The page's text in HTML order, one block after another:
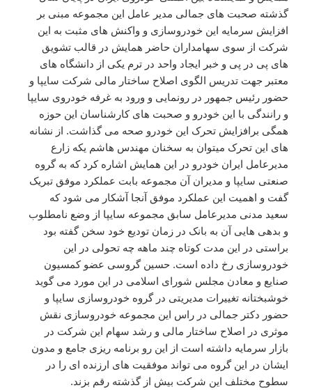
گذشته صحبت های جمالی مدیر عامل این مجموعه مبنی بر
افزایش سرمایه این خودروسازی و واکنش های مثبت به این
شرکت از سوی سهامداران حاضر همایش در قالب تشویق
های پی در پی و خبر ایجاد واحد در ترم یکی از دانشگاه های
معتبر جهت تدریس الگوی اصلاح ساختار مالی شرکت سایپا و
حضور رئیس جمهور در رونمایی و ورود به غرفه خودروی سایپا
و رانندگی با این خودرو و صحبت های کارشناسان این حوزه
همگی برافزایش تحرک این خودرو صحه می گذاشت. از نشانه
های این تحرک میتوان به سخنان مهندس هاشم یکه زارع
مدیرعامل ایران خودرو در این همایش اشاره کرد که به گروه
صنعتی سایپا و مدیران آن مجموعه بابت عملکرد موفق تبریک
گفت و اهمیت این عملکرد موفق آنجا آشکار می شود که
سعید مدنی مدیرعامل سابق مجموعه سایپا از وضع نامطلوب
و بدهی هایی آن به بانک در زمان تودیع خود سخن گفته بود
براستی در این مدت کوتاه چند ماهه چه تحولی در این
خودروسازی رخ داده است. حسین گروسی عضو کمسیون
صنایع و معادن مجلس شورای اسلامی در این مورد می گوید
خوشبختانه تغییرات مدیریتی در گروه خودروسازی سایپا و
حضور دکتر جمالی در راس این مجموعه خودروسازی نقش
موثری در اصلاح ساختار مالی و رشد سهام این شرکت در
بازار سرمایه داشته است از این رو برنامه ریزی جامع و مدون
ایشان در این گروه می تواند موفقیت های ارزنده ای را در
سطوح مختلف این شرکت بیش از گذشته رقم بزند.